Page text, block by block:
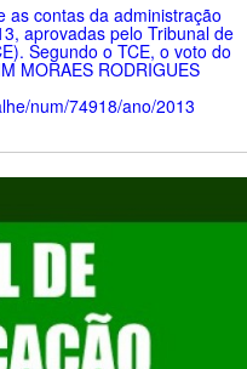
as contas da administração
aprovadas pelo Tribunal de
Segundo o TCE, o voto do
MORAES RODRIGUES
num/74918/ano/2013